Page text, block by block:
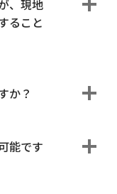
、現地
ること
か？
能です